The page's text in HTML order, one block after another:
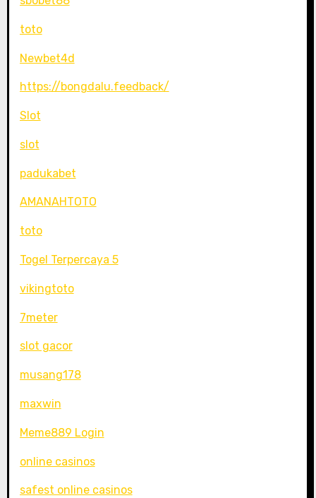
toto
Newbet4d
https://bongdalu.feedback/
Slot
slot
padukabet
AMANAHTOTO
toto
Togel Terpercaya 5
vikingtoto
7meter
slot gacor
musang178
maxwin
Meme889 Login
online casinos
safest online casinos